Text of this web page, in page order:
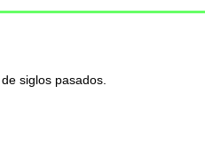
de siglos pasados.